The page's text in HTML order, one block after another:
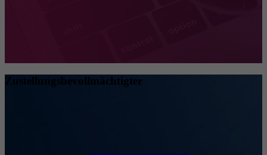
Zustellungsbevollmächtigter